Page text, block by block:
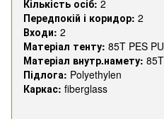
Кількість осіб: 2
Передпокій і коридор: 2
Входи: 2
Матеріал тенту: 85T PES
Матеріал внутр.намету:
Підлога: Polyethylen
Каркас: fiberglass